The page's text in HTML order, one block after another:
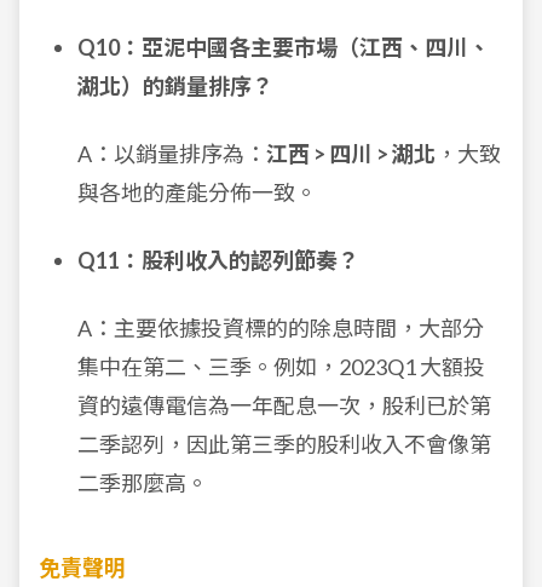
Q10：亞泥中國各主要市場（江西、四川、
湖北）的銷量排序？
A：以銷量排序為： 江西 > 四川 > 湖北 ，大致
與各地的產能分佈一致。
Q11：股利收入的認列節奏？
A：主要依據投資標的的除息時間，大部分
集中在第二、三季。例如，2023Q1 大額投
資的遠傳電信為一年配息一次，股利已於第
二季認列，因此第三季的股利收入不會像第
二季那麼高。
免責聲明